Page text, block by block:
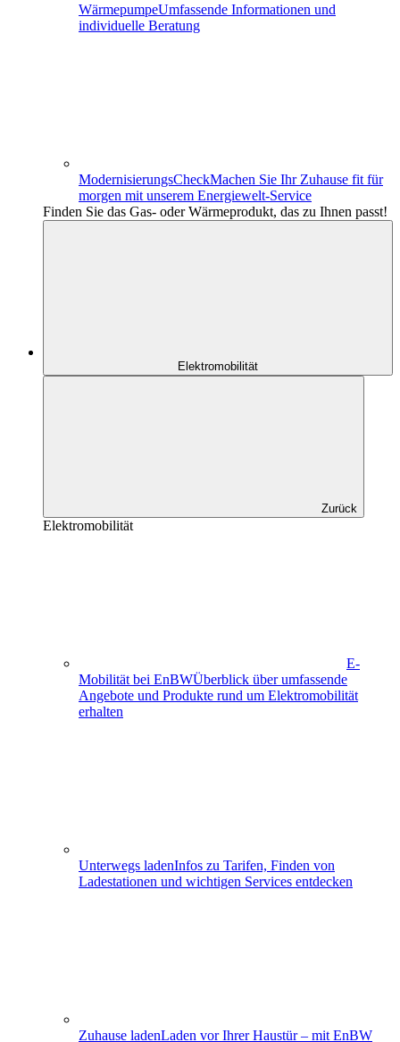
WärmepumpeUmfassende Informationen und
individuelle Beratung
ModernisierungsCheckMachen Sie Ihr Zuhause fit für
morgen mit unserem Energiewelt-Service
Finden Sie das Gas- oder Wärmeprodukt, das zu Ihnen passt!
Elektromobilität
Zurück
Elektromobilität
E-
Mobilität bei EnBWÜberblick über umfassende
Angebote und Produkte rund um Elektromobilität
erhalten
Unterwegs ladenInfos zu Tarifen, Finden von
Ladestationen und wichtigen Services entdecken
Zuhause ladenLaden vor Ihrer Haustür – mit EnBW